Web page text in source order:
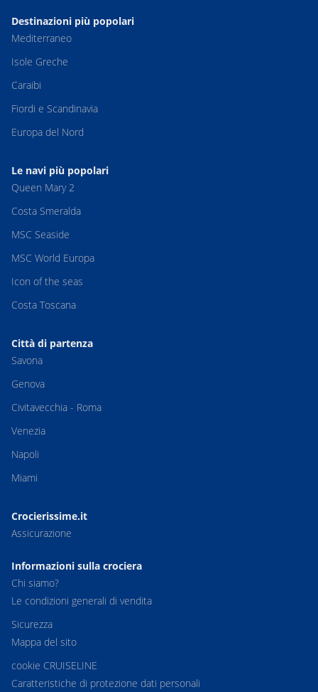
Destinazioni più popolari
Mediterraneo
Isole Greche
Caraibi
Fiordi e Scandinavia
Europa del Nord
Le navi più popolari
Queen Mary 2
Costa Smeralda
MSC Seaside
MSC World Europa
Icon of the seas
Costa Toscana
Città di partenza
Savona
Genova
Civitavecchia - Roma
Venezia
Napoli
Miami
Crocierissime.it
Assicurazione
Informazioni sulla crociera
Chi siamo?
Le condizioni generali di vendita
Sicurezza
Mappa del sito
cookie CRUISELINE
Caratteristiche di protezione dati personali